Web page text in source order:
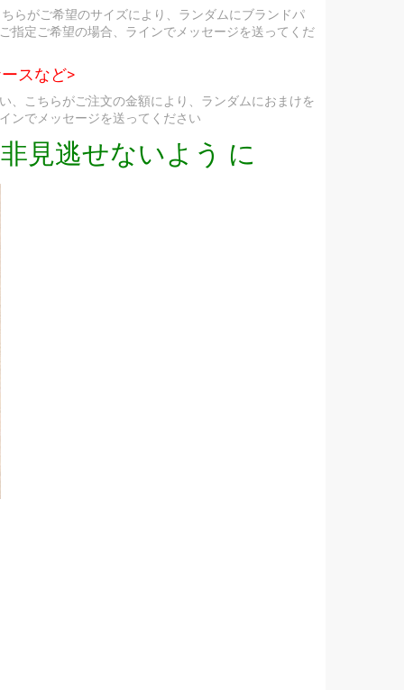
らがご希望のサイズにより、ランダムにブランドパ
指定ご希望の場合、ラインでメッセージを送ってくだ
スなど>
、こちらがご注文の金額により、ランダムにおまけを
ンでメッセージを送ってください
見逃せないよう に